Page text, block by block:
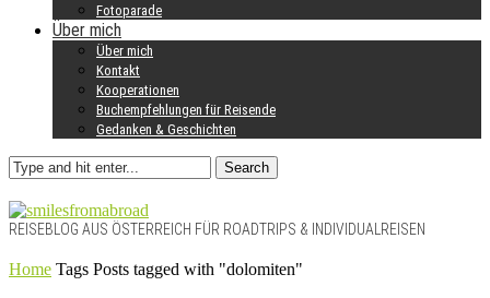
Fotoparade
Über mich
Über mich
Kontakt
Kooperationen
Buchempfehlungen für Reisende
Gedanken & Geschichten
Search
REISEBLOG AUS ÖSTERREICH FÜR ROADTRIPS & INDIVIDUALREISEN
Home Tags Posts tagged with "dolomiten"